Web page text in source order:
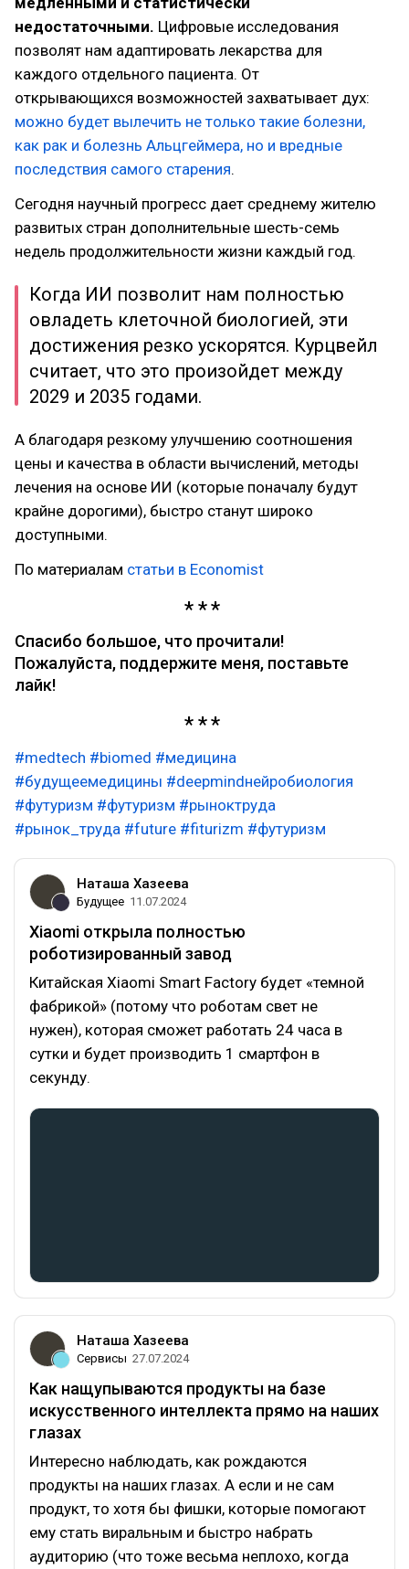
недостаточными. Цифровые исследования
позволят нам адаптировать лекарства для
каждого отдельного пациента. От
открывающихся возможностей захватывает дух:
можно будет вылечить не только такие болезни,
как рак и болезнь Альцгеймера, но и вредные
последствия самого старения.
Сегодня научный прогресс дает среднему жителю
развитых стран дополнительные шесть-семь
недель продолжительности жизни каждый год.
Когда ИИ позволит нам полностью
овладеть клеточной биологией, эти
достижения резко ускорятся. Курцвейл
считает, что это произойдет между
2029 и 2035 годами.
А благодаря резкому улучшению соотношения
цены и качества в области вычислений, методы
лечения на основе ИИ (которые поначалу будут
крайне дорогими), быстро станут широко
доступными.
По материалам статьи в Economist
Спасибо большое, что прочитали!
Пожалуйста, поддержите меня, поставьте
лайк!
#medtech #biomed #медицина
#будущеемедицины #deepmindнейробиология
#футуризм #футуризм #рыноктруда
#рынок_труда #future #fiturizm #футуризм
Наташа Хазеева
Будущее 11.07.2024
Xiaomi открыла полностью
роботизированный завод
Китайская Xiaomi Smart Factory будет «темной
фабрикой» (потому что роботам свет не
нужен), которая сможет работать 24 часа в
сутки и будет производить 1 смартфон в
секунду.
Наташа Хазеева
Сервисы 27.07.2024
Как нащупываются продукты на базе
искусственного интеллекта прямо на наших
глазах
Интересно наблюдать, как рождаются
продукты на наших глазах. А если и не сам
продукт, то хотя бы фишки, которые помогают
ему стать виральным и быстро набрать
аудиторию (что тоже весьма неплохо, когда